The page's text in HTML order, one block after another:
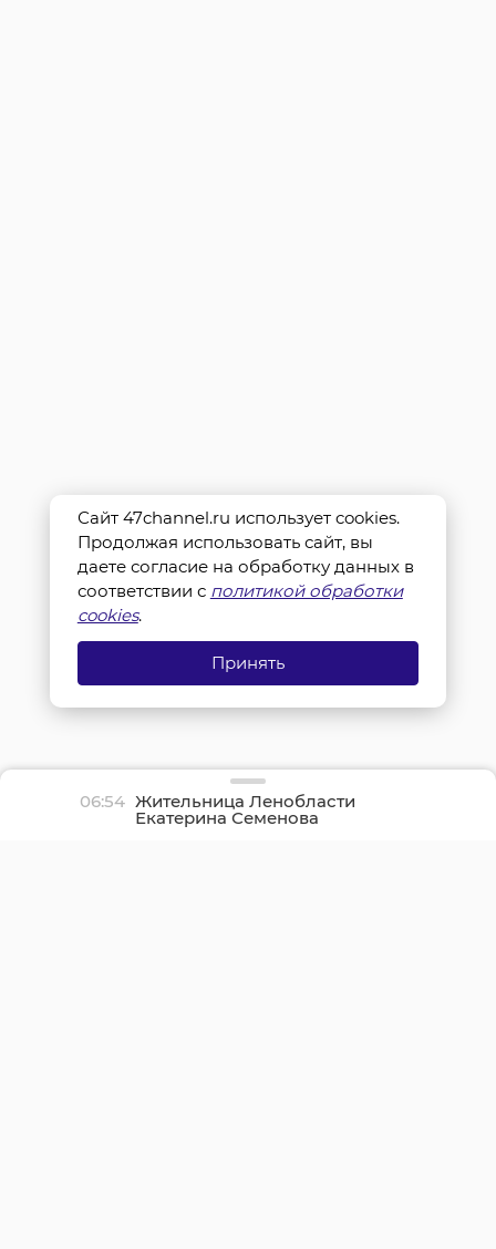
06:54 Жительница Ленобласти
Екатерина Семенова
отпраздновала
Сайт 47channel.ru использует cookies.
Продолжая использовать сайт, вы
даете согласие на обработку данных в
соответствии с политикой обработки
cookies.
Принять